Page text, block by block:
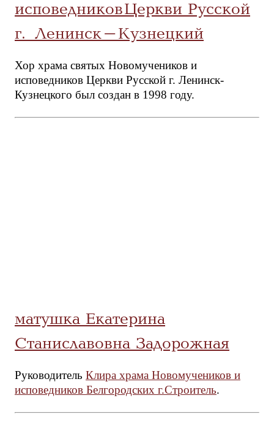
исповедников Церкви Русской
г. Ленинск-Кузнецкий
Хор храма святых Новомучеников и
исповедников Церкви Русской г. Ленинск-
Кузнецкого был создан в 1998 году.
матушка Екатерина
Станиславовна Задорожная
Руководитель Клира храма Новомучеников и
исповедников Белгородских г.Строитель.